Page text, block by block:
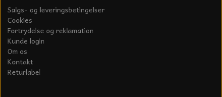
Salgs- og leveringsbetingelser
Cookies
Fortrydelse og reklamation
Kunde login
Om os
Kontakt
Returlabel